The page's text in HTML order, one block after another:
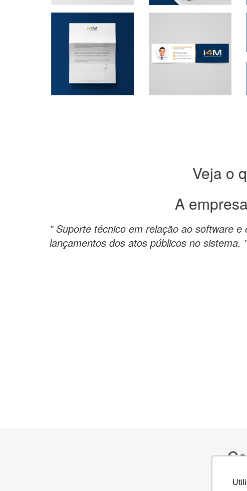
Veja o
A
" Suporte técnico em relação ao software
lançamentos dos atos públicos no sistema. "